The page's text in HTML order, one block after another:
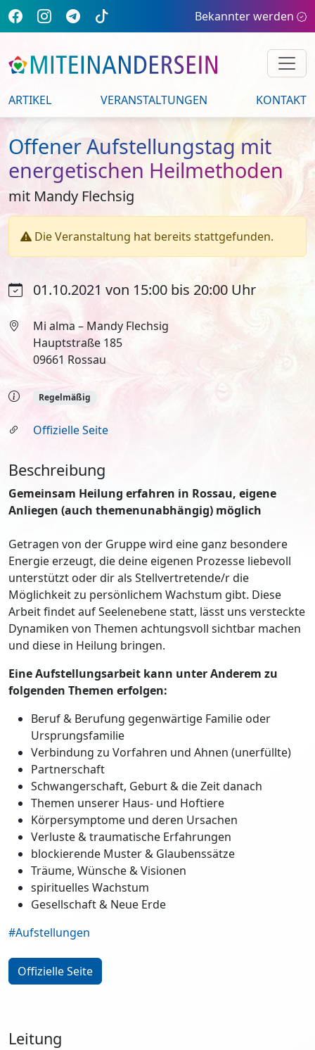
Bekannter werden
ARTIKEL VERANSTALTUNGEN KONTAKT
Offener Aufstellungstag mit
energetischen Heilmethoden
mit Mandy Flechsig
Die Veranstaltung hat bereits stattgefunden.
01.10.2021 von 15:00 bis 20:00 Uhr
Mi alma – Mandy Flechsig
Hauptstraße 185
09661 Rossau
Regelmäßig
Offizielle Seite
Beschreibung
Gemeinsam Heilung erfahren in Rossau, eigene
Anliegen (auch themenunabhängig) möglich
Getragen von der Gruppe wird eine ganz besondere
Energie erzeugt, die deine eigenen Prozesse liebevoll
unterstützt oder dir als Stellvertretende/r die
Möglichkeit zu persönlichem Wachstum gibt. Diese
Arbeit findet auf Seelenebene statt, lässt uns versteckte
Dynamiken von Themen achtungsvoll sichtbar machen
und diese in Heilung bringen.
Eine Aufstellungsarbeit kann unter Anderem zu
folgenden Themen erfolgen:
Beruf & Berufung gegenwärtige Familie oder
Ursprungsfamilie
Verbindung zu Vorfahren und Ahnen (unerfüllte)
Partnerschaft
Schwangerschaft, Geburt & die Zeit danach
Themen unserer Haus- und Hoftiere
Körpersymptome und deren Ursachen
Verluste & traumatische Erfahrungen
blockierende Muster & Glaubenssätze
Träume, Wünsche & Visionen
spirituelles Wachstum
Gesellschaft & Neue Erde
#Aufstellungen
Offizielle Seite
Leitung